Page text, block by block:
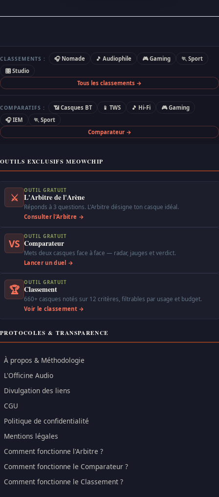
CLASSEMENTS : 🎧 Nomade 🎵 Audiophile 🎮 Gaming
🏃 Sport
🎛 Studio
Tous les classements →
COMPARATIFS : 📶 Casques BT 📱 TWS 🎵 Hi-Fi
🎮 Gaming
🎧 IEM
🏃 Sport
Comparateur →
OUTILS EXCLUSIFS MEOWCHIP
⚔
OUTIL GRATUIT
L'Arbitre de l'Arène
Réponds à 3 questions. L'Arbitre désigne ton casque idéal.
Consulter l'Arbitre →
VS
OUTIL GRATUIT
Comparateur
Mets deux casques face à face — radar, jauges et verdict.
Lancer un duel →
🏆
OUTIL GRATUIT
Classement
660+ casques notés sur 12 critères, filtrables par usage et budget.
Voir le classement →
PROTOCOLES & TRANSPARENCE
À propos & Méthodologie
L'Officine Audio
Divulgation des liens
CGU
Politique de confidentialité
Mentions légales
Comment fonctionne l'Arbitre ?
Comment fonctionne le Comparateur ?
Comment fonctionne le Classement ?